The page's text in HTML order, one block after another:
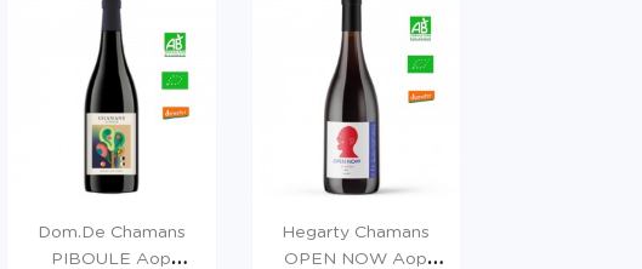
Dom.de Chamans
PIBOULE Aop
Hegarty Chamans
OPEN NOW Aop